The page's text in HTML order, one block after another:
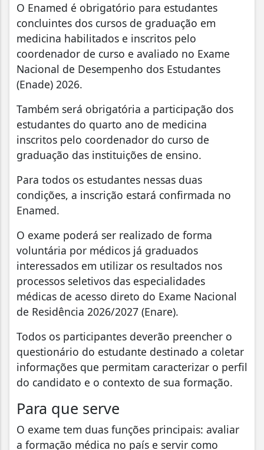
O Enamed é obrigatório para estudantes
concluintes dos cursos de graduação em
medicina habilitados e inscritos pelo
coordenador de curso e avaliado no Exame
Nacional de Desempenho dos Estudantes
(Enade) 2026.
Também será obrigatória a participação dos
estudantes do quarto ano de medicina
inscritos pelo coordenador do curso de
graduação das instituições de ensino.
Para todos os estudantes nessas duas
condições, a inscrição estará confirmada no
Enamed.
O exame poderá ser realizado de forma
voluntária por médicos já graduados
interessados em utilizar os resultados nos
processos seletivos das especialidades
médicas de acesso direto do Exame Nacional
de Residência 2026/2027 (Enare).
Todos os participantes deverão preencher o
questionário do estudante destinado a coletar
informações que permitam caracterizar o perfil
do candidato e o contexto de sua formação.
Para que serve
O exame tem duas funções principais: avaliar
a formação médica no país e servir como